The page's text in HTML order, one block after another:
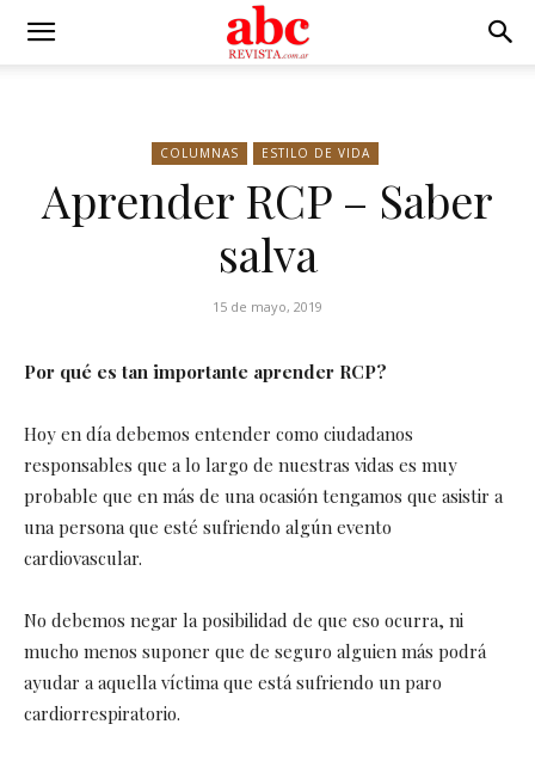
COLUMNAS ESTILO DE VIDA
Aprender RCP – Saber
salva
15 de mayo, 2019
Por qué es tan importante aprender RCP?
Hoy en día debemos entender como ciudadanos
responsables que a lo largo de nuestras vidas es muy
probable que en más de una ocasión tengamos que asistir a
una persona que esté sufriendo algún evento
cardiovascular.
No debemos negar la posibilidad de que eso ocurra, ni
mucho menos suponer que de seguro alguien más podrá
ayudar a aquella víctima que está sufriendo un paro
cardiorrespiratorio.